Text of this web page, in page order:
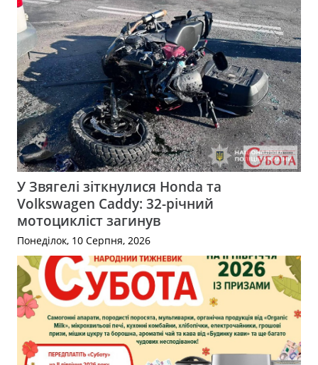
У Звягелі зіткнулися Honda та
Volkswagen Caddy: 32-річний
мотоцикліст загинув
Понеділок, 10 Серпня, 2026